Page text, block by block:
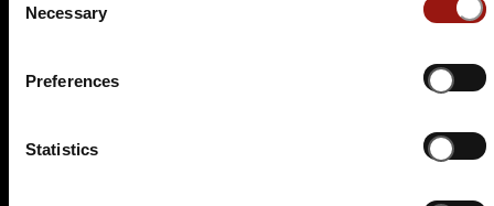
Selection
Necessary
Preferences
Statistics